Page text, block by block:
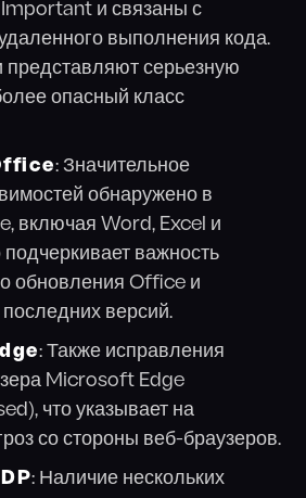
и связаны с
выполнения кода.
представляют серьезную
опасный класс
: Значительное
обнаружено в
включая Word, Excel и
важность
обновления Office и
версий.
: Также исправления
Microsoft Edge
что указывает на
со стороны веб-браузеров.
: Наличие нескольких